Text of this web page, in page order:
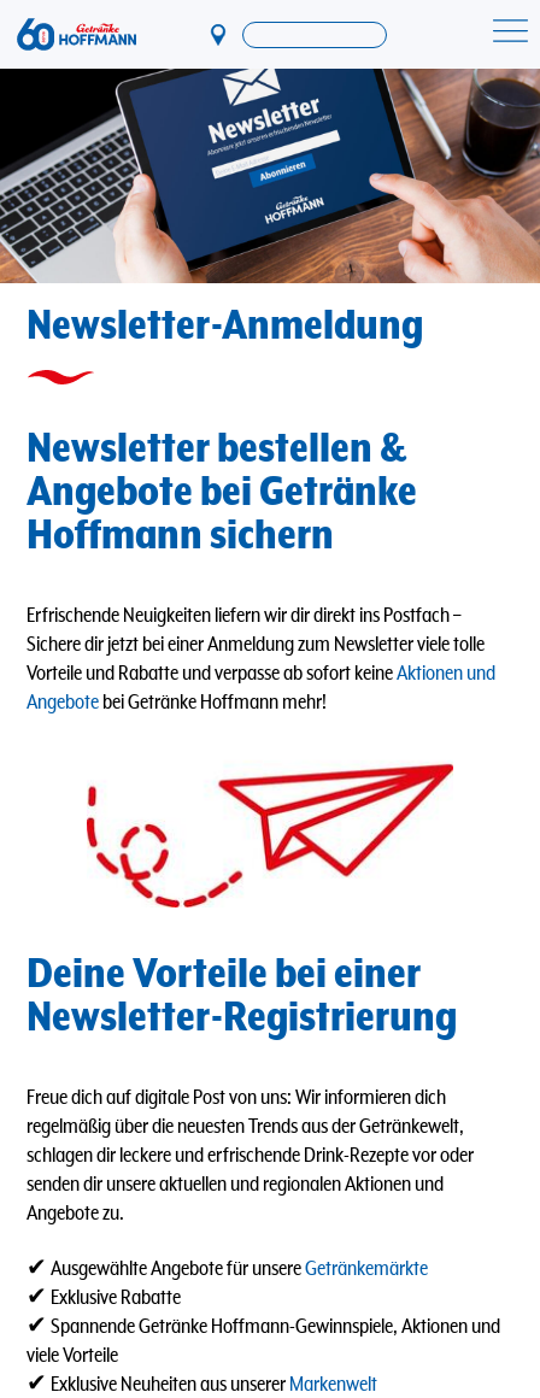
Direkt
zum
Inhalt
Startseite Getränke Hoffmann
Newsletter-Anmeldung
Newsletter bestellen &
Angebote bei Getränke
Hoffmann sichern
Erfrischende Neuigkeiten liefern wir dir direkt ins Postfach–
Sichere dir jetzt bei einer Anmeldung zum Newsletter viele tolle
Vorteile und Rabatte und verpasse ab sofort keineAktionen und
Angebote bei Getränke Hoffmann mehr!
Deine Vorteile bei einer
Newsletter-Registrierung
Freue dich auf digitale Post von uns: Wir informieren dich
regelmäßig über die neuesten Trends aus der Getränkewelt,
schlagen dir leckere und erfrischende Drink-Rezepte vor oder
senden dir unsere aktuellen und regionalen Aktionen und
Angebote zu.
✔ Ausgewählte Angebote für unsereGetränkemärkte
✔ Exklusive Rabatte
✔ Spannende Getränke Hoffmann-Gewinnspiele, Aktionen und
viele Vorteile
✔ Exklusive Neuheiten aus unserer Markenwelt